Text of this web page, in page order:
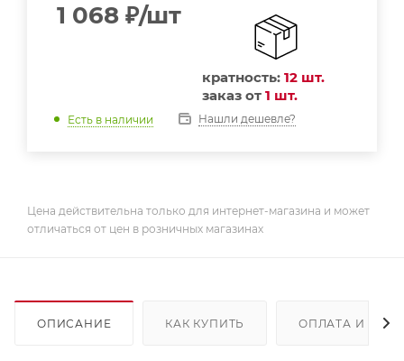
1 068 ₽/шт
кратность: 12 шт.
заказ от 1 шт.
Есть в наличии Нашли дешевле?
Цена действительна только для интернет-магазина и может
отличаться от цен в розничных магазинах
ОПИСАНИЕ КАК КУПИТЬ ОПЛАТА И